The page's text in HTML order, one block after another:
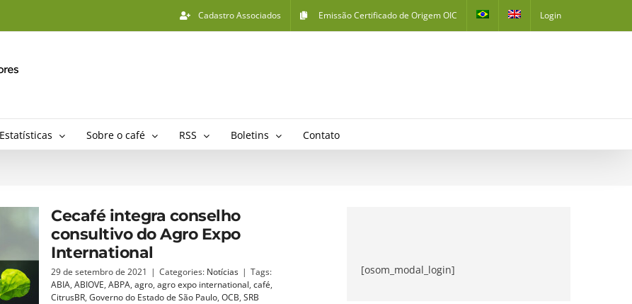
Cadastro Associados Emissão Certificado de Origem OIC Login
Estatísticas Sobre o café RSS Boletins Contato
Cecafé integra conselho
consultivo do Agro Expo
International
29 de setembro de 2021 | Categories: Notícias | Tags:
ABIA, ABIOVE, ABPA, agro, agro expo international, café,
CitrusBR, Governo do Estado de São Paulo, OCB, SRB
[osom_modal_login]